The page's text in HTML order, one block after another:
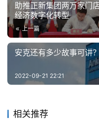
助推正新集团两万家门
经济数字化转型
上一篇
安克还有多少故事可讲
2022-09-21 22:21
相关推荐